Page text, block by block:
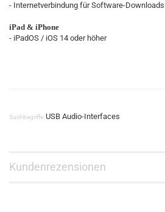
- Internetverbindung für Software-Downloads
iPad & iPhone
- iPadOS / iOS 14 oder höher
Suchbegriffe: USB Audio-Interfaces
Kundenrezensionen